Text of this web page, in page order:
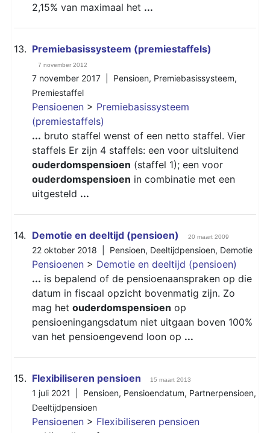
2,15% van maximaal het ...
13. Premiebasissysteem (premiestaffels)
7 november 2012
7 november 2017 | Pensioen, Premiebasissysteem,
Premiestaffel
Pensioenen > Premiebasissysteem
(premiestaffels)
... bruto staffel wenst of een netto staffel. Vier
staffels Er zijn 4 staffels: een voor uitsluitend
ouderdomspensioen (staffel 1); een voor
ouderdomspensioen in combinatie met een
uitgesteld ...
14. Demotie en deeltijd (pensioen) 20 maart 2009
22 oktober 2018 | Pensioen, Deeltijdpensioen, Demotie
Pensioenen > Demotie en deeltijd (pensioen)
... is bepalend of de pensioenaanspraken op die
datum in fiscaal opzicht bovenmatig zijn. Zo
mag het ouderdomspensioen op
pensioeningangsdatum niet uitgaan boven 100%
van het pensioengevend loon op ...
15. Flexibiliseren pensioen 15 maart 2013
1 juli 2021 | Pensioen, Pensioendatum, Partnerpensioen,
Deeltijdpensioen
Pensioenen > Flexibiliseren pensioen